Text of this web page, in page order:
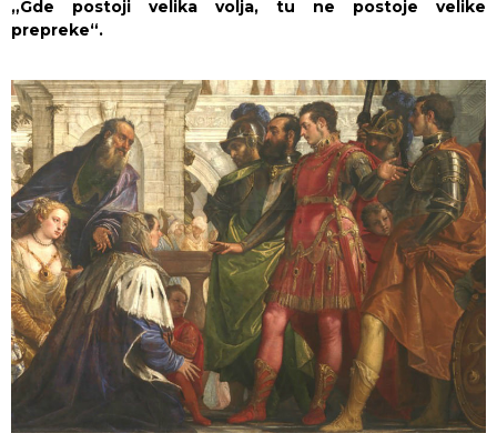
„Gde postoji velika volja, tu ne postoje velike
prepreke“.